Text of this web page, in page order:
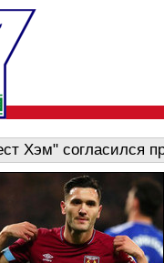
Хэм" согласился